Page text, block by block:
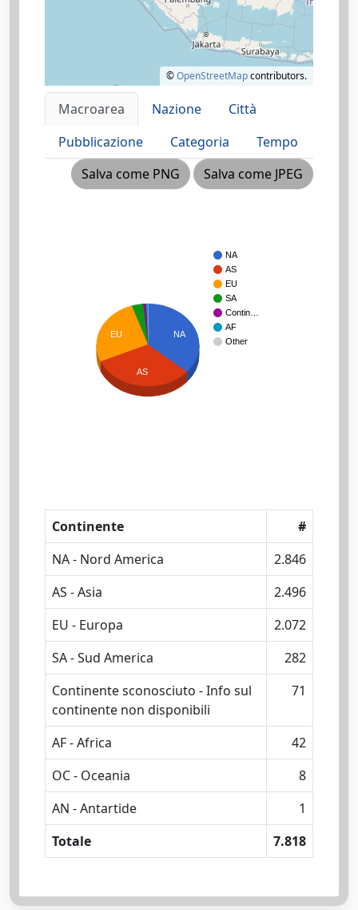
©OpenStreetMapcontributors.
Macroarea Nazione
Città
Pubblicazione
Categoria
Tempo
Salva come PNG
Salva come JPEG
NA
AS
EU
SA
Contin…
AF
Other
NA
EU
AS
Continente
#
NA - Nord America
2.846
AS - Asia
2.496
EU - Europa
2.072
SA - Sud America
282
Continente sconosciuto - Info sul
continente non disponibili
71
AF - Africa
42
OC - Oceania
8
AN - Antartide
1
Totale
7.818